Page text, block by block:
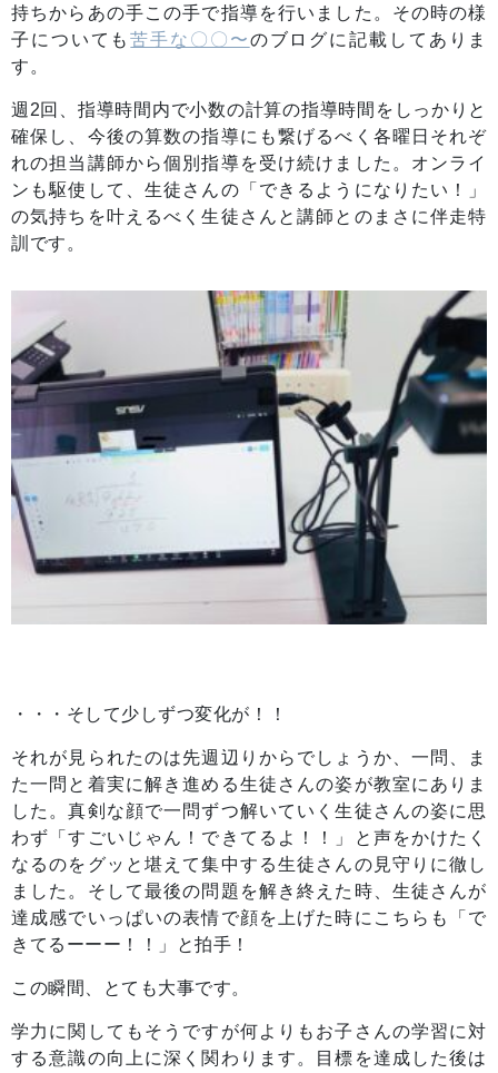
持ちからあの手この手で指導を行いました。その時の様
子についても苦手な〇〇〜のブログに記載してありま
す。
週2回、指導時間内で小数の計算の指導時間をしっかりと
確保し、今後の算数の指導にも繋げるべく各曜日それぞ
れの担当講師から個別指導を受け続けました。オンライ
ンも駆使して、生徒さんの「できるようになりたい！」
の気持ちを叶えるべく生徒さんと講師とのまさに伴走特
訓です。
・・・そして少しずつ変化が！！
それが見られたのは先週辺りからでしょうか、一問、ま
た一問と着実に解き進める生徒さんの姿が教室にありま
した。真剣な顔で一問ずつ解いていく生徒さんの姿に思
わず「すごいじゃん！できてるよ！！」と声をかけたく
なるのをグッと堪えて集中する生徒さんの見守りに徹し
ました。そして最後の問題を解き終えた時、生徒さんが
達成感でいっぱいの表情で顔を上げた時にこちらも「で
きてるーーー！！」と拍手！
この瞬間、とても大事です。
学力に関してもそうですが何よりもお子さんの学習に対
する意識の向上に深く関わります。目標を達成した後は